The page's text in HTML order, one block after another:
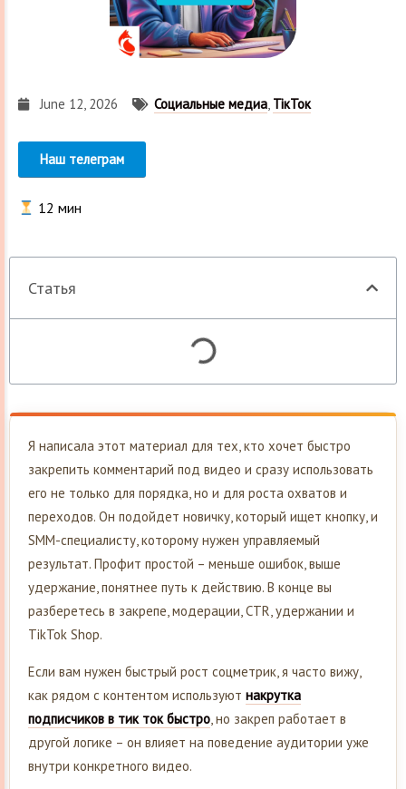
June 12, 2026 Социальные медиа, ТікТок
Наш телеграм
12 мин
Статья
Я написала этот материал для тех, кто хочет быстро
закрепить комментарий под видео и сразу использовать
его не только для порядка, но и для роста охватов и
переходов. Он подойдет новичку, который ищет кнопку, и
SMM-специалисту, которому нужен управляемый
результат. Профит простой – меньше ошибок, выше
удержание, понятнее путь к действию. В конце вы
разберетесь в закрепе, модерации, CTR, удержании и
TikTok Shop.
Если вам нужен быстрый рост соцметрик, я часто вижу,
как рядом с контентом используют накрутка
подписчиков в тик ток быстро, но закреп работает в
другой логике – он влияет на поведение аудитории уже
внутри конкретного видео.